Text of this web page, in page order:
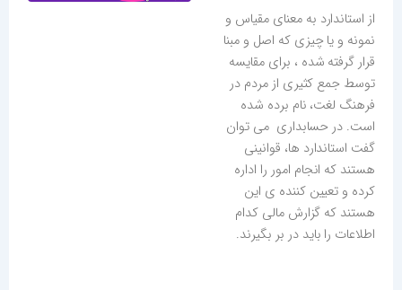
از استاندارد به معنای مقیاس و
نمونه و یا چیزی که اصل و مبنا
قرار گرفته شده ، برای مقایسه
توسط جمع کثیری از مردم در
فرهنگ لغت، نام برده شده
است. در حسابداری می توان
گفت استاندارد ها، قوانینی
هستند که انجام امور را اداره
کرده و تعیین کننده ی این
هستند که گزارش مالی کدام
اطلاعات را باید در بر بگیرند.